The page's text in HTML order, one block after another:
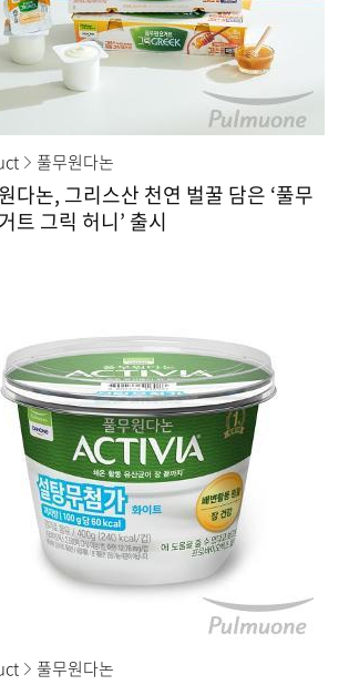
풀무원다논
다논, 그리스산 천연 벌꿀 담은 ‘풀무
트 그릭 허니’ 출시
풀무원다논